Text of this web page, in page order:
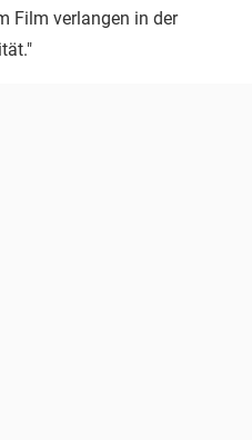
Film verlangen in der